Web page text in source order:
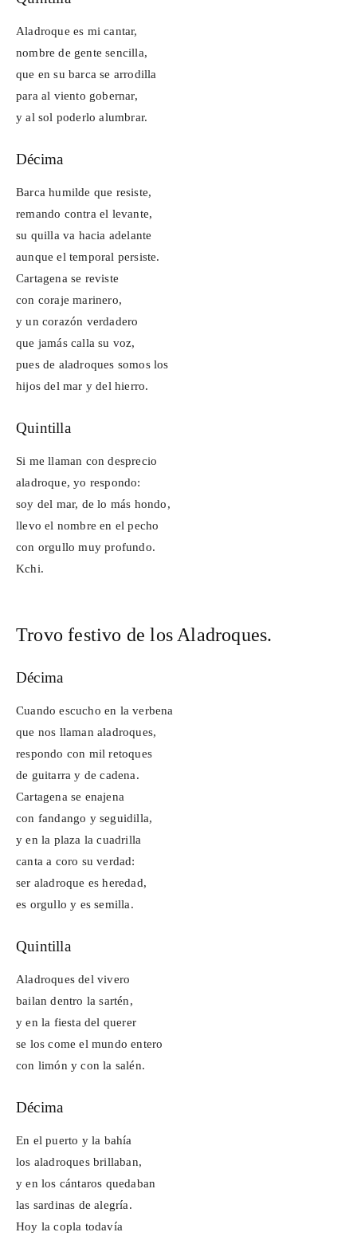
Aladroque es mi cantar,
nombre de gente sencilla,
que en su barca se arrodilla
para al viento gobernar,
y al sol poderlo alumbrar.
Décima
Barca humilde que resiste,
remando contra el levante,
su quilla va hacia adelante
aunque el temporal persiste.
Cartagena se reviste
con coraje marinero,
y un corazón verdadero
que jamás calla su voz,
pues de aladroques somos los
hijos del mar y del hierro.
Quintilla
Si me llaman con desprecio
aladroque, yo respondo:
soy del mar, de lo más hondo,
llevo el nombre en el pecho
con orgullo muy profundo.
Kchi.
Trovo festivo de los Aladroques.
Décima
Cuando escucho en la verbena
que nos llaman aladroques,
respondo con mil retoques
de guitarra y de cadena.
Cartagena se enajena
con fandango y seguidilla,
y en la plaza la cuadrilla
canta a coro su verdad:
ser aladroque es heredad,
es orgullo y es semilla.
Quintilla
Aladroques del vivero
bailan dentro la sartén,
y en la fiesta del querer
se los come el mundo entero
con limón y con la salén.
Décima
En el puerto y la bahía
los aladroques brillaban,
y en los cántaros quedaban
las sardinas de alegría.
Hoy la copla todavía